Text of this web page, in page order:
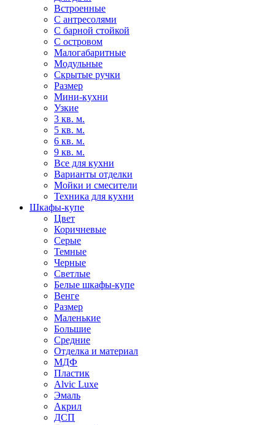
Встроенные
С антресолями
С барной стойкой
С островом
Малогабаритные
Модульные
Скрытые ручки
Размер
Мини-кухни
Узкие
3 кв. м.
5 кв. м.
6 кв. м.
9 кв. м.
Все для кухни
Варианты отделки
Мойки и смесители
Техника для кухни
Шкафы-купе
Цвет
Коричневые
Серые
Темные
Черные
Светлые
Белые шкафы-купе
Венге
Размер
Маленькие
Большие
Средние
Отделка и материал
МДФ
Пластик
Alvic Luxe
Эмаль
Акрил
ДСП